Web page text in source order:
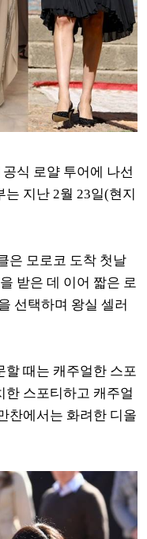
식 로얄 투어에 나선
는 지난 2월 23일(현지
은 모로코 도착 첫날
받은 데 이어 짧은 로
선택하며 왕실 셀러
할 때는 캐주얼한 스포
한 스포티하고 캐주얼
찬에서는 화려한 디올